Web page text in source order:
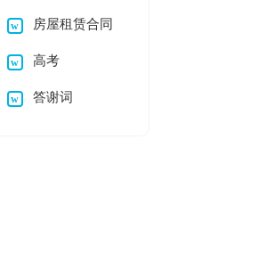
篇 房屋租赁合同
高考
答谢词